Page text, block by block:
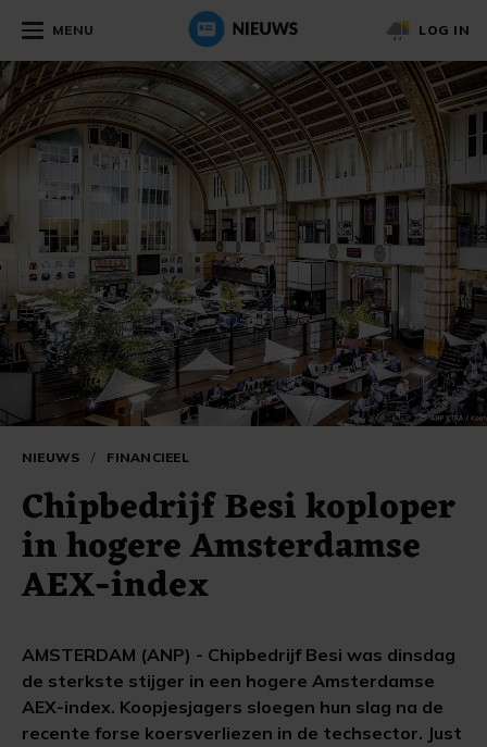
MENU LOG IN
NIEUWS / FINANCIEEL
Chipbedrijf Besi koploper
in hogere Amsterdamse
AEX-index
AMSTERDAM (ANP) - Chipbedrijf Besi was dinsdag
de sterkste stijger in een hogere Amsterdamse
AEX-index. Koopjesjagers sloegen hun slag na de
recente forse koersverliezen in de techsector. Just